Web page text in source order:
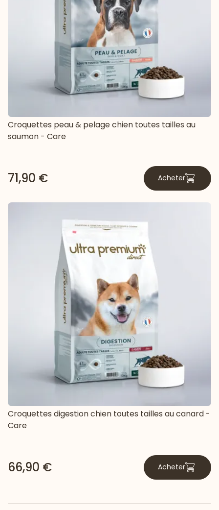
Croquettes peau & pelage chien toutes tailles au
saumon - Care
71,90 € Acheter
Croquettes digestion chien toutes tailles au canard -
Care
66,90 € Acheter